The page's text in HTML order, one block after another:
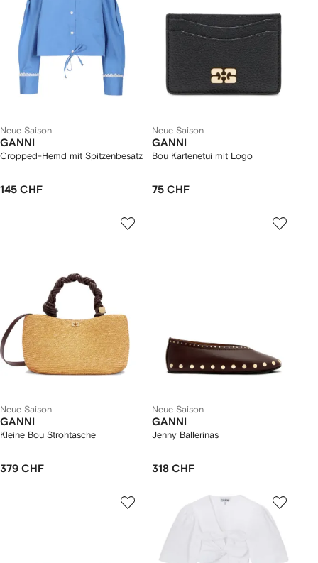
Neue Saison
GANNI
Cropped-Hemd mit Spitzenbesatz
145 CHF
Neue Saison
GANNI
Bou Kartenetui mit Logo
75 CHF
Neue Saison
GANNI
Kleine Bou Strohtasche
379 CHF
Neue Saison
GANNI
Jenny Ballerinas
318 CHF